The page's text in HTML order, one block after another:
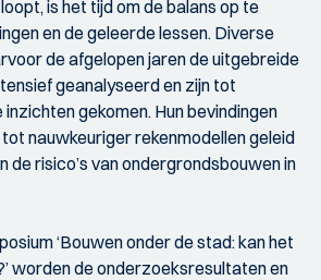
is het tijd om de balans op te
en de geleerde lessen. Diverse
de afgelopen jaren de uitgebreide
geanalyseerd en zijn tot
gekomen. Hun bevindingen
nauwkeuriger rekenmodellen geleid
de risico’s van ondergrondsbouwen in
‘Bouwen onder de stad: kan het
worden de onderzoeksresultaten en